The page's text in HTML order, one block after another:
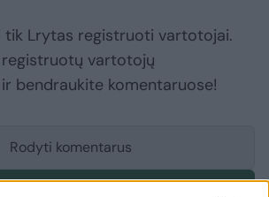
tik Lrytas registruoti vartotojai.
vartotojų
bendraukite komentaruose!
Rodyti komentarus